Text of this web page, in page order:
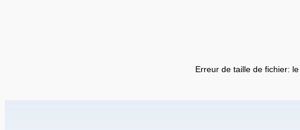
Erreur de taille de fichier: